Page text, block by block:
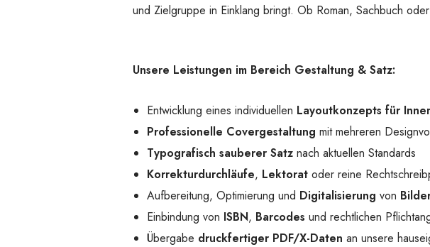
und Zielgruppe in Einklang bringt. Ob Roman, Sachbuch
Unsere Leistungen im Bereich Gestaltung & Satz:
Entwicklung eines individuellen Layoutkonzepts für
Professionelle Covergestaltung mit mehreren
Typografisch sauberer Satz nach aktuellen Standards
Korrekturdurchläufe, Lektorat oder reine
Aufbereitung, Optimierung und Digitalisierung von
Einbindung von ISBN, Barcodes und rechtlichen
Übergabe druckfertiger PDF/X-Daten an unsere